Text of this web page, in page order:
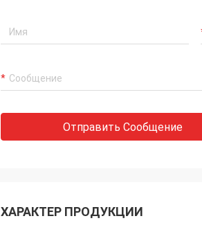
Отправить Сообщение
ХАРАКТЕР ПРОДУКЦИИ